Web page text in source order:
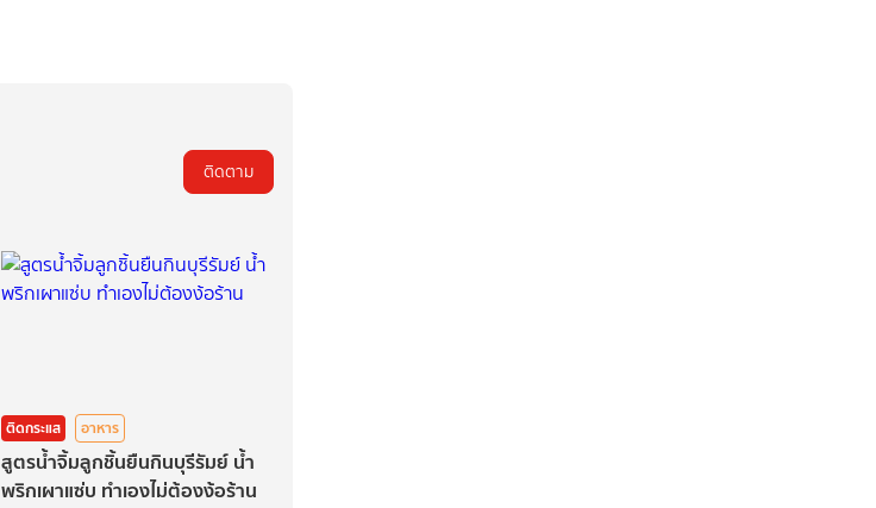
ติดตาม
ติดกระแส อาหาร
สูตรน้ำจิ้มลูกชิ้นยืนกินบุรีรัมย์ น้ำ
พริกเผาแซ่บ ทำเองไม่ต้องง้อร้าน